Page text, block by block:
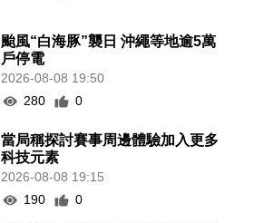
颱風“白海豚”襲日 沖繩等地逾5萬
戶停電
2026-08-08 19:50
280
0
當局稱探討賽事周邊體驗加入更多
科技元素
2026-08-08 19:15
190
0